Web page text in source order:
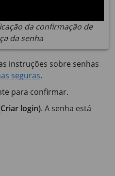
da confirmação de
da senha
instruções sobre senhas
seguras.
para confirmar.
login). A senha está